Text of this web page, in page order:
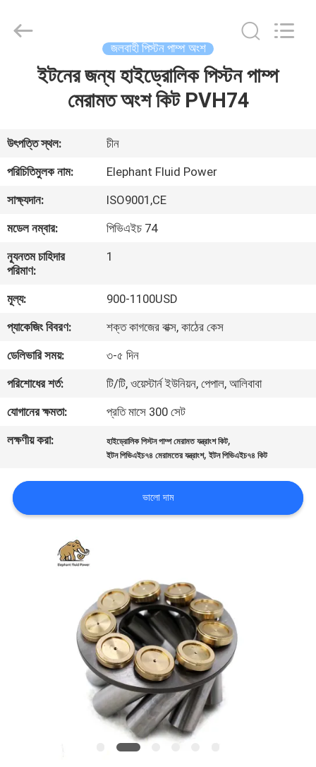
আমাদের
সম্পর্কে
কারখানা
ভ্রমণ
মান
নিয়ন্ত্রণ
যোগাযোগ
করুন
খবর
কেস
Power
Co.,Ltd.
জলবাহী পিস্টন পাম্প অংশ
ইটনের জন্য হাইড্রোলিক পিস্টন পাম্প
মেরামত অংশ কিট PVH74
উৎপত্তি স্থল:
চীন
পরিচিতিমুলক নাম:
Elephant Fluid Power
সাক্ষ্যদান:
ISO9001,CE
মডেল নম্বার:
পিভিএইচ 74
ন্যূনতম চাহিদার
পরিমাণ:
1
মূল্য:
900-1100USD
প্যাকেজিং বিবরণ:
শক্ত কাগজের বাক্স, কাঠের কেস
ডেলিভারি সময়:
৩-৫ দিন
পরিশোধের শর্ত:
টি/টি, ওয়েস্টার্ন ইউনিয়ন, পেপাল, আলিবাবা
যোগানের ক্ষমতা:
প্রতি মাসে 300 সেট
লক্ষণীয় করা:
হাইড্রোলিক পিস্টন পাম্প মেরামত যন্ত্রাংশ কিট,
ইটন পিভিএইচ৭৪ মেরামতের যন্ত্রাংশ,ইটন পিভিএইচ৭৪ কিট
ভালো দাম